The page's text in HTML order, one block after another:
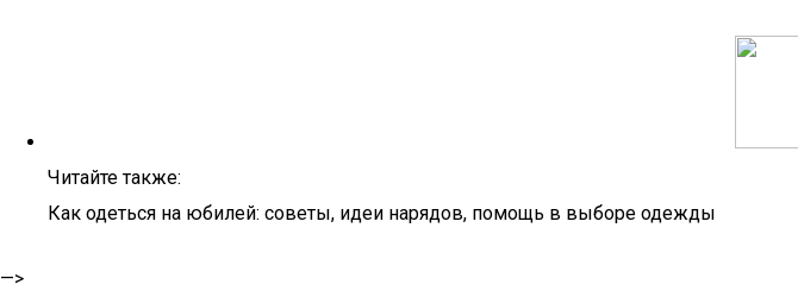
Читайте также:
Как одеться на юбилей: советы, идеи нарядов, помощь в выборе одежды
—>